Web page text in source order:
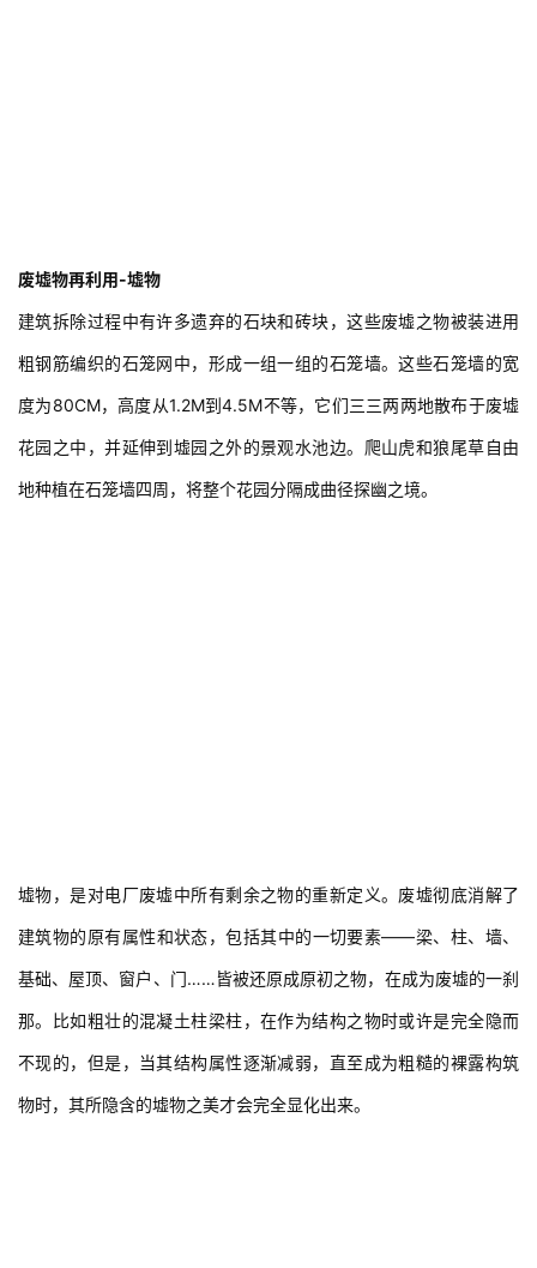
废墟物再利用-墟物
建筑拆除过程中有许多遗弃的石块和砖块，这些废墟之物被装进用
粗钢筋编织的石笼网中，形成一组一组的石笼墙。这些石笼墙的宽
度为80CM，高度从1.2M到4.5M不等，它们三三两两地散布于废墟
花园之中，并延伸到墟园之外的景观水池边。爬山虎和狼尾草自由
地种植在石笼墙四周，将整个花园分隔成曲径探幽之境。
墟物，是对电厂废墟中所有剩余之物的重新定义。废墟彻底消解了
建筑物的原有属性和状态，包括其中的一切要素——梁、柱、墙、
基础、屋顶、窗户、门……皆被还原成原初之物，在成为废墟的一刹
那。比如粗壮的混凝土柱梁柱，在作为结构之物时或许是完全隐而
不现的，但是，当其结构属性逐渐减弱，直至成为粗糙的裸露构筑
物时，其所隐含的墟物之美才会完全显化出来。